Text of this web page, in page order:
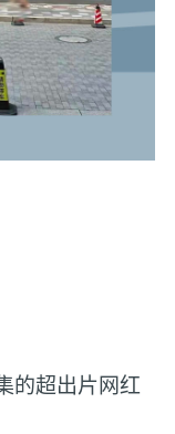
的超出片网红